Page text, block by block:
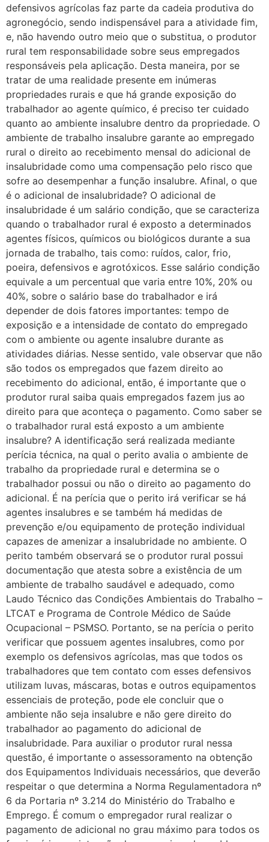
defensivos agrícolas faz parte da cadeia produtiva do
agronegócio, sendo indispensável para a atividade fim,
e, não havendo outro meio que o substitua, o produtor
rural tem responsabilidade sobre seus empregados
responsáveis pela aplicação. Desta maneira, por se
tratar de uma realidade presente em inúmeras
propriedades rurais e que há grande exposição do
trabalhador ao agente químico, é preciso ter cuidado
quanto ao ambiente insalubre dentro da propriedade. O
ambiente de trabalho insalubre garante ao empregado
rural o direito ao recebimento mensal do adicional de
insalubridade como uma compensação pelo risco que
sofre ao desempenhar a função insalubre. Afinal, o que
é o adicional de insalubridade? O adicional de
insalubridade é um salário condição, que se caracteriza
quando o trabalhador rural é exposto a determinados
agentes físicos, químicos ou biológicos durante a sua
jornada de trabalho, tais como: ruídos, calor, frio,
poeira, defensivos e agrotóxicos. Esse salário condição
equivale a um percentual que varia entre 10%, 20% ou
40%, sobre o salário base do trabalhador e irá
depender de dois fatores importantes: tempo de
exposição e a intensidade de contato do empregado
com o ambiente ou agente insalubre durante as
atividades diárias. Nesse sentido, vale observar que não
são todos os empregados que fazem direito ao
recebimento do adicional, então, é importante que o
produtor rural saiba quais empregados fazem jus ao
direito para que aconteça o pagamento. Como saber se
o trabalhador rural está exposto a um ambiente
insalubre? A identificação será realizada mediante
perícia técnica, na qual o perito avalia o ambiente de
trabalho da propriedade rural e determina se o
trabalhador possui ou não o direito ao pagamento do
adicional. É na perícia que o perito irá verificar se há
agentes insalubres e se também há medidas de
prevenção e/ou equipamento de proteção individual
capazes de amenizar a insalubridade no ambiente. O
perito também observará se o produtor rural possui
documentação que atesta sobre a existência de um
ambiente de trabalho saudável e adequado, como
Laudo Técnico das Condições Ambientais do Trabalho –
LTCAT e Programa de Controle Médico de Saúde
Ocupacional – PSMSO. Portanto, se na perícia o perito
verificar que possuem agentes insalubres, como por
exemplo os defensivos agrícolas, mas que todos os
trabalhadores que tem contato com esses defensivos
utilizam luvas, máscaras, botas e outros equipamentos
essenciais de proteção, pode ele concluir que o
ambiente não seja insalubre e não gere direito do
trabalhador ao pagamento do adicional de
insalubridade. Para auxiliar o produtor rural nessa
questão, é importante o assessoramento na obtenção
dos Equipamentos Individuais necessários, que deverão
respeitar o que determina a Norma Regulamentadora nº
6 da Portaria nº 3.214 do Ministério do Trabalho e
Emprego. É comum o empregador rural realizar o
pagamento de adicional no grau máximo para todos os